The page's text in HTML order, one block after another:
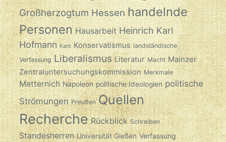
Großherzogtum Hessen handelnde
Personen Hausarbeit Heinrich Karl
Hofmann Kant Konservatismus landständische
Verfassung Liberalismus Literatur Macht Mainzer
Zentraluntersuchungskommission Merkmale
Metternich Napoleon politische Ideologien politische
Strömungen Preußen Quellen
Recherche Rückblick Schreiben
Standesherren Universität Gießen Verfassung